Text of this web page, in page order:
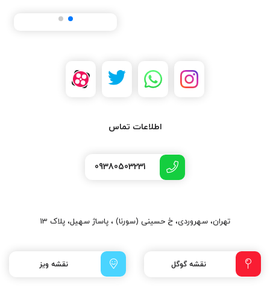
اطلاعات تماس
09380503231
تهران، سهروردی، خ حسینی (سورنا) ، پاساژ سهیل، پلاک 13
نقشه گوگل نقشه ویز